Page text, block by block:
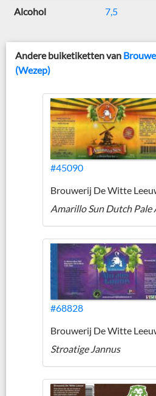
Alcohol 7,5
Andere buiketiketten van
(Wezep)
#45090
Brouwerij De Witte
Amarillo Sun Dutch Pale
#68828
Brouwerij De Witte
Stroatige Jannus